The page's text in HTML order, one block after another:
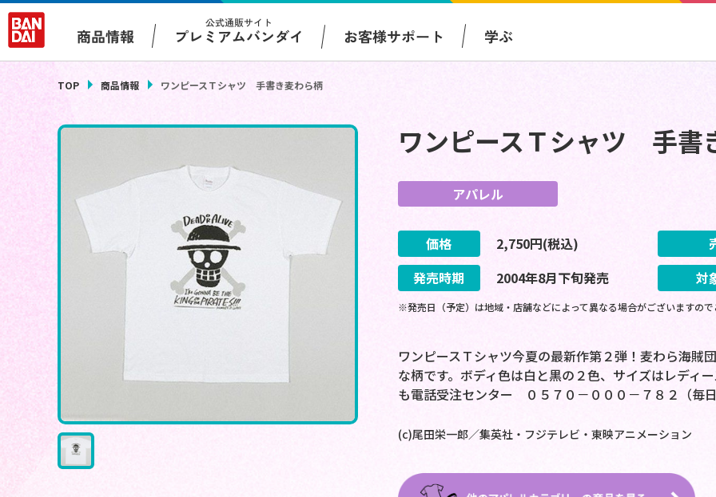
商品情報
公式通販サイト
プレミアムバンダイ お客様サポート 学ぶ
TOP 商品情報 ワンピースＴシャツ 手書き麦わら柄
ワンピースＴシャツ 手書
アパレル
価格 2,750円(税込)
発売時期
2004年8月下旬発売 対
※発売日（予定）は地域・店舗などによって異なる場合がございますの
ワンピースＴシャツ今夏の最新作第２弾！麦わら海賊
な柄です。ボディ色は白と黒の２色、サイズはレディ
も電話受注センター ０５７０－０００－７８２（毎
(c)尾田栄一郎／集英社・フジテレビ・東映アニメーション